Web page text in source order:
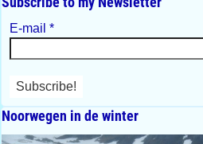
E-mail *
Noorwegen in de winter